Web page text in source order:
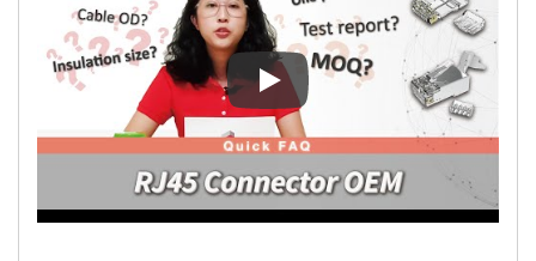
6 dolog az RJ45 csatlakozók